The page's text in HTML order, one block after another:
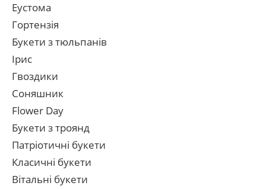
Еустома
Гортензія
Букети з тюльпанів
Ірис
Гвоздики
Соняшник
Flower Day
Букети з троянд
Патріотичні букети
Класичні букети
Вітальні букети